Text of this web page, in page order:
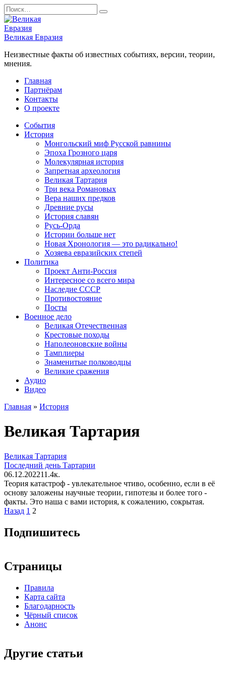
Перейти
к
содержанию
Search
for:
Великая Евразия
Неизвестные факты об известных событиях, версии, теории,
мнения.
Главная
Партнёрам
Контакты
О проекте
События
История
Монгольский миф Русской равнины
Эпоха Грозного царя
Молекулярная история
Запретная археология
Великая Тартария
Три века Романовых
Вера наших предков
Древние русы
История славян
Русь-Орда
Истории больше нет
Новая Хронология — это радикально!
Хозяева евразийских степей
Политика
Проект Анти-Россия
Интересное со всего мира
Наследие СССР
Противостояние
Посты
Военное дело
Великая Отечественная
Крестовые походы
Наполеоновские войны
Тамплиеры
Знаменитые полководцы
Великие сражения
Аудио
Видео
Главная » История
Великая Тартария
Великая Тартария
Последний день Тартарии
06.12.202211.4к.
Теория катастроф - увлекательное чтиво, особенно, если в её
основу заложены научные теории, гипотезы и более того -
факты. Это наша с вами история, к сожалению, сокрытая.
Пагинация
Назад 1 2
Подпишитесь
Страницы
Правила
Карта сайта
Благодарность
Чёрный список
Анонс
Другие статьи